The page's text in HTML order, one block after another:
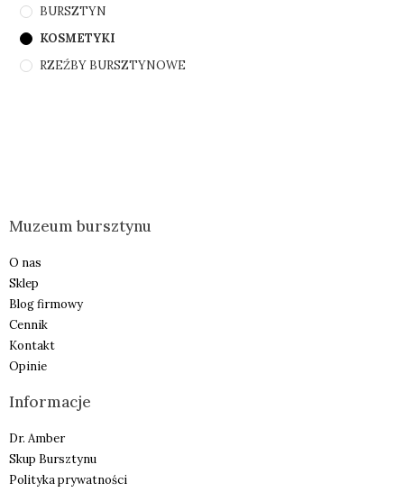
BURSZTYN
KOSMETYKI
RZEŹBY BURSZTYNOWE
Muzeum bursztynu
O nas
Sklep
Blog firmowy
Cennik
Kontakt
Opinie
Informacje
Dr. Amber
Skup Bursztynu
Polityka prywatności